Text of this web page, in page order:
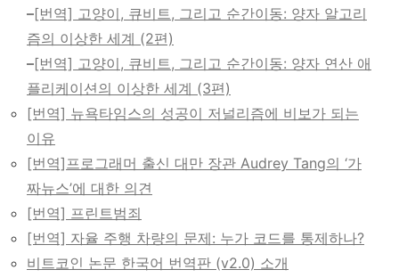
–[번역] 고양이, 큐비트, 그리고 순간이동: 양자 알고리
즘의 이상한 세계 (2편)
–[번역] 고양이, 큐비트, 그리고 순간이동: 양자 연산 애
플리케이션의 이상한 세계 (3편)
[번역] 뉴욕타임스의 성공이 저널리즘에 비보가 되는
이유
[번역]프로그래머 출신 대만 장관 Audrey Tang의 ‘가
짜뉴스’에 대한 의견
[번역] 프린트범죄
[번역] 자율 주행 차량의 문제: 누가 코드를 통제하나?
비트코인 논문 한국어 번역판 (v2.0) 소개